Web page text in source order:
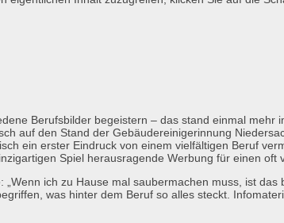
Berufsbilder begeistern – das stand einmal mehr
auf den Stand der Gebäudereiniger­innung
ein erster Eindruck von einem vielfältigen Beruf
Spiel herausragende Werbung für einen oft
ich zu Hause mal saubermachen muss, ist
was hinter dem Beruf so alles steckt.